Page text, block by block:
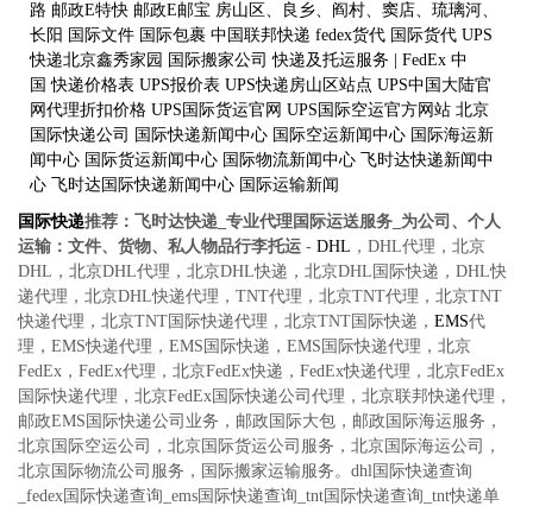
路 邮政E特快 邮政E邮宝 房山区、良乡、阎村、窦店、琉璃河、
长阳 国际文件 国际包裹 中国联邦快递 fedex货代 国际货代 UPS
快递北京鑫秀家园 国际搬家公司 快递及托运服务 | FedEx 中
国 快递价格表 UPS报价表 UPS快递房山区站点 UPS中国大陆官
网代理折扣价格 UPS国际货运官网 UPS国际空运官方网站 北京
国际快递公司
国际快递新闻中心 国际空运新闻中心 国际海运新
闻中心 国际货运新闻中心 国际物流新闻中心
飞时达快递新闻中
心
飞时达国际快递新闻中心 国际运输新闻
国际快递推荐：
飞时达快递_专业代理国际运送服务_为公司、个人
运输：文件、货物、私人物品行李托运 - DHL ，DHL代理，北京
DHL，北京DHL代理，北京DHL快递，北京DHL国际快递，DHL快
递代理，北京DHL快递代理，TNT代理，北京TNT代理，北京TNT
快递代理，北京TNT国际快递代理，北京TNT国际快递， EMS代
理，EMS快递代理，EMS国际快递，EMS国际快递代理，北京
FedEx，FedEx代理，北京FedEx快递，FedEx快递代理，北京FedEx
国际快递代理，北京FedEx国际快递公司代理，北京联邦快递代理，
邮政EMS国际快递公司业务，邮政国际大包，邮政国际海运服务，
北京国际空运公司，北京国际货运公司服务，北京国际海运公司，
北京国际物流公司服务，国际搬家运输服务。dhl国际快递查询
_fedex国际快递查询_ems国际快递查询_tnt国际快递查询_tnt快递单